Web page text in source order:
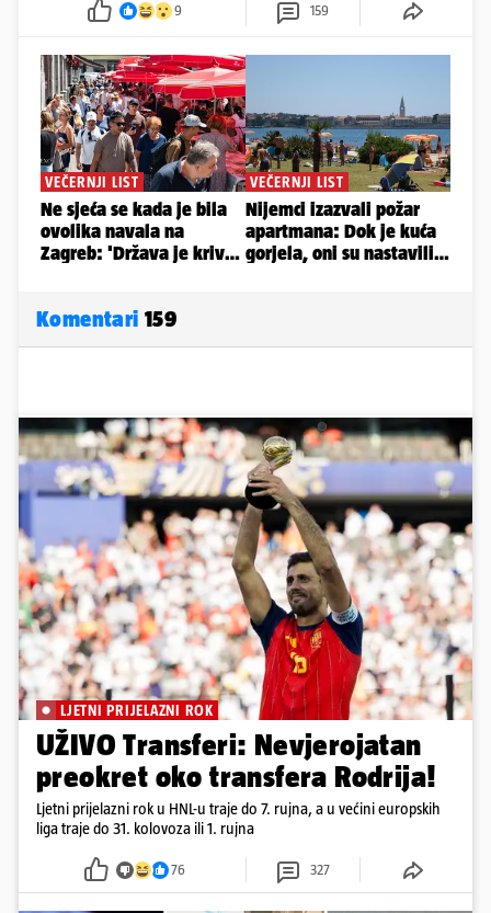
9 159
Komentari 159
LJETNI PRIJELAZNI ROK
UŽIVO Transferi: Nevjerojatan
preokret oko transfera Rodrija!
Ljetni prijelazni rok u HNL-u traje do 7. rujna, a u većini europskih
liga traje do 31. kolovoza ili 1. rujna
76 327